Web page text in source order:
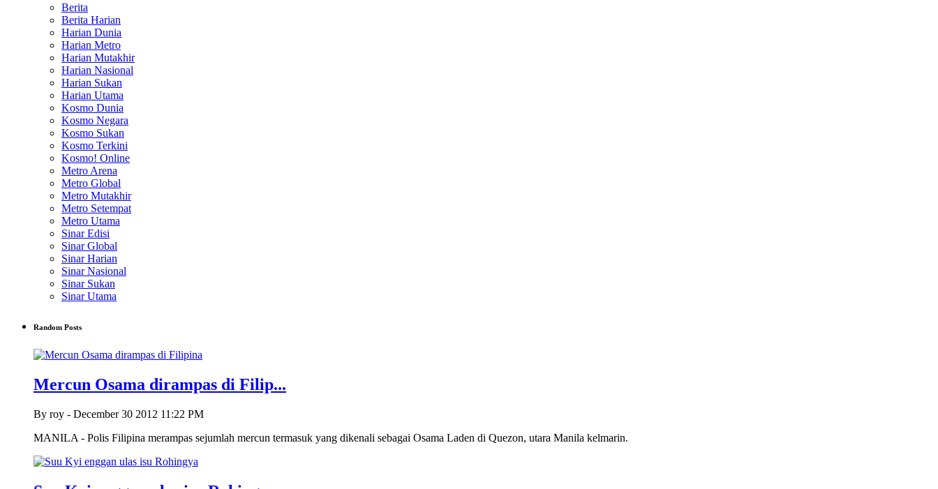
Berita
Berita Harian
Harian Dunia
Harian Metro
Harian Mutakhir
Harian Nasional
Harian Sukan
Harian Utama
Kosmo Dunia
Kosmo Negara
Kosmo Sukan
Kosmo Terkini
Kosmo! Online
Metro Arena
Metro Global
Metro Mutakhir
Metro Setempat
Metro Utama
Sinar Edisi
Sinar Global
Sinar Harian
Sinar Nasional
Sinar Sukan
Sinar Utama
Random Posts
Mercun Osama dirampas di Filip...
By roy - December 30 2012 11:22 PM
MANILA - Polis Filipina merampas sejumlah mercun termasuk yang dikenali sebagai Osama Laden di Quezon, utara Manila kelmarin.